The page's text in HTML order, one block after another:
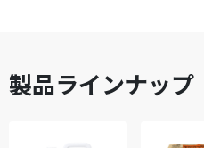
製品ラインナップ